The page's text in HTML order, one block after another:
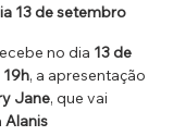
13 de setembro
no dia 13 de
19h, a apresentação
Jane, que vai
Alanis